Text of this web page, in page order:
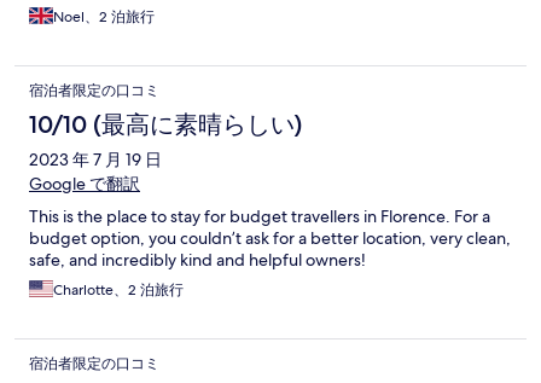
Noel、2 泊旅行
宿泊者限定の口コミ
10/10 (最高に素晴らしい)
2023 年 7 月 19 日
Google で翻訳
This is the place to stay for budget travellers in Florence. For a
budget option, you couldn’t ask for a better location, very clean,
safe, and incredibly kind and helpful owners!
Charlotte、2 泊旅行
宿泊者限定の口コミ